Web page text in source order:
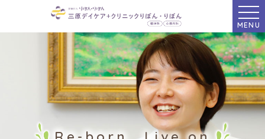
MENU